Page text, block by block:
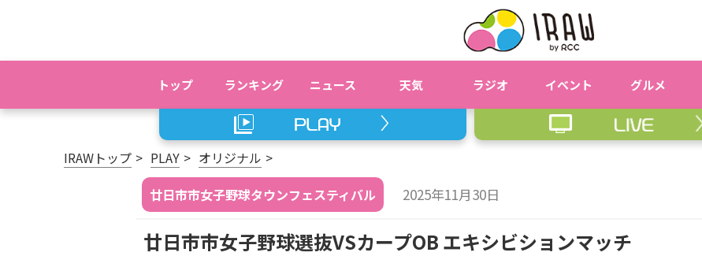
トップ ランキング ニュース 天気 ラジオ イベント グルメ
IRAWトップ PLAY
オリジナル
廿日市市女子野球タウンフェスティバル
2025年11月30日
廿日市市女子野球選抜VSカープOB エキシビションマッチ